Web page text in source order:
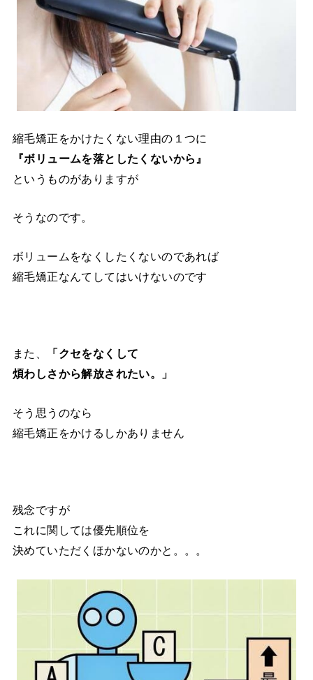
縮毛矯正をかけたくない理由の１つに
『ボリュームを落としたくないから』
というものがありますが
そうなのです。
ボリュームをなくしたくないのであれば
縮毛矯正なんてしてはいけないのです
また、
「クセをなくして
煩わしさから解放されたい。」
そう思うのなら
縮毛矯正をかけるしかありません
残念ですが
これに関しては優先順位を
決めていただくほかないのかと。。。